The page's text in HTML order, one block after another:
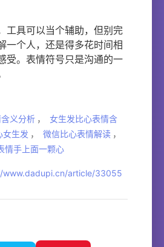
工具可以当个辅助，但别完
一个人，还是得多花时间相
受。表情符号只是沟通的一
义分析 ，
女生发比心表情含
女生发 ， 微信比心表情解读 ，
情手上面一颗心
www.dadupi.cn/article/33055